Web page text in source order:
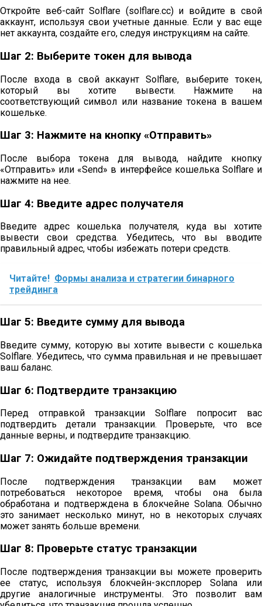
Откройте веб-сайт Solflare (solflare.cc) и войдите в свой
аккаунт, используя свои учетные данные. Если у вас еще
нет аккаунта, создайте его, следуя инструкциям на сайте.
Шаг 2: Выберите токен для вывода
После входа в свой аккаунт Solflare, выберите токен,
который вы хотите вывести. Нажмите на
соответствующий символ или название токена в вашем
кошельке.
Шаг 3: Нажмите на кнопку «Отправить»
После выбора токена для вывода, найдите кнопку
«Отправить» или «Send» в интерфейсе кошелька Solflare и
нажмите на нее.
Шаг 4: Введите адрес получателя
Введите адрес кошелька получателя, куда вы хотите
вывести свои средства. Убедитесь, что вы вводите
правильный адрес, чтобы избежать потери средств.
Читайте! Формы анализа и стратегии бинарного
трейдинга
Шаг 5: Введите сумму для вывода
Введите сумму, которую вы хотите вывести с кошелька
Solflare. Убедитесь, что сумма правильная и не превышает
ваш баланс.
Шаг 6: Подтвердите транзакцию
Перед отправкой транзакции Solflare попросит вас
подтвердить детали транзакции. Проверьте, что все
данные верны, и подтвердите транзакцию.
Шаг 7: Ожидайте подтверждения транзакции
После подтверждения транзакции вам может
потребоваться некоторое время, чтобы она была
обработана и подтверждена в блокчейне Solana. Обычно
это занимает несколько минут, но в некоторых случаях
может занять больше времени.
Шаг 8: Проверьте статус транзакции
После подтверждения транзакции вы можете проверить
ее статус, используя блокчейн-эксплорер Solana или
другие аналогичные инструменты. Это позволит вам